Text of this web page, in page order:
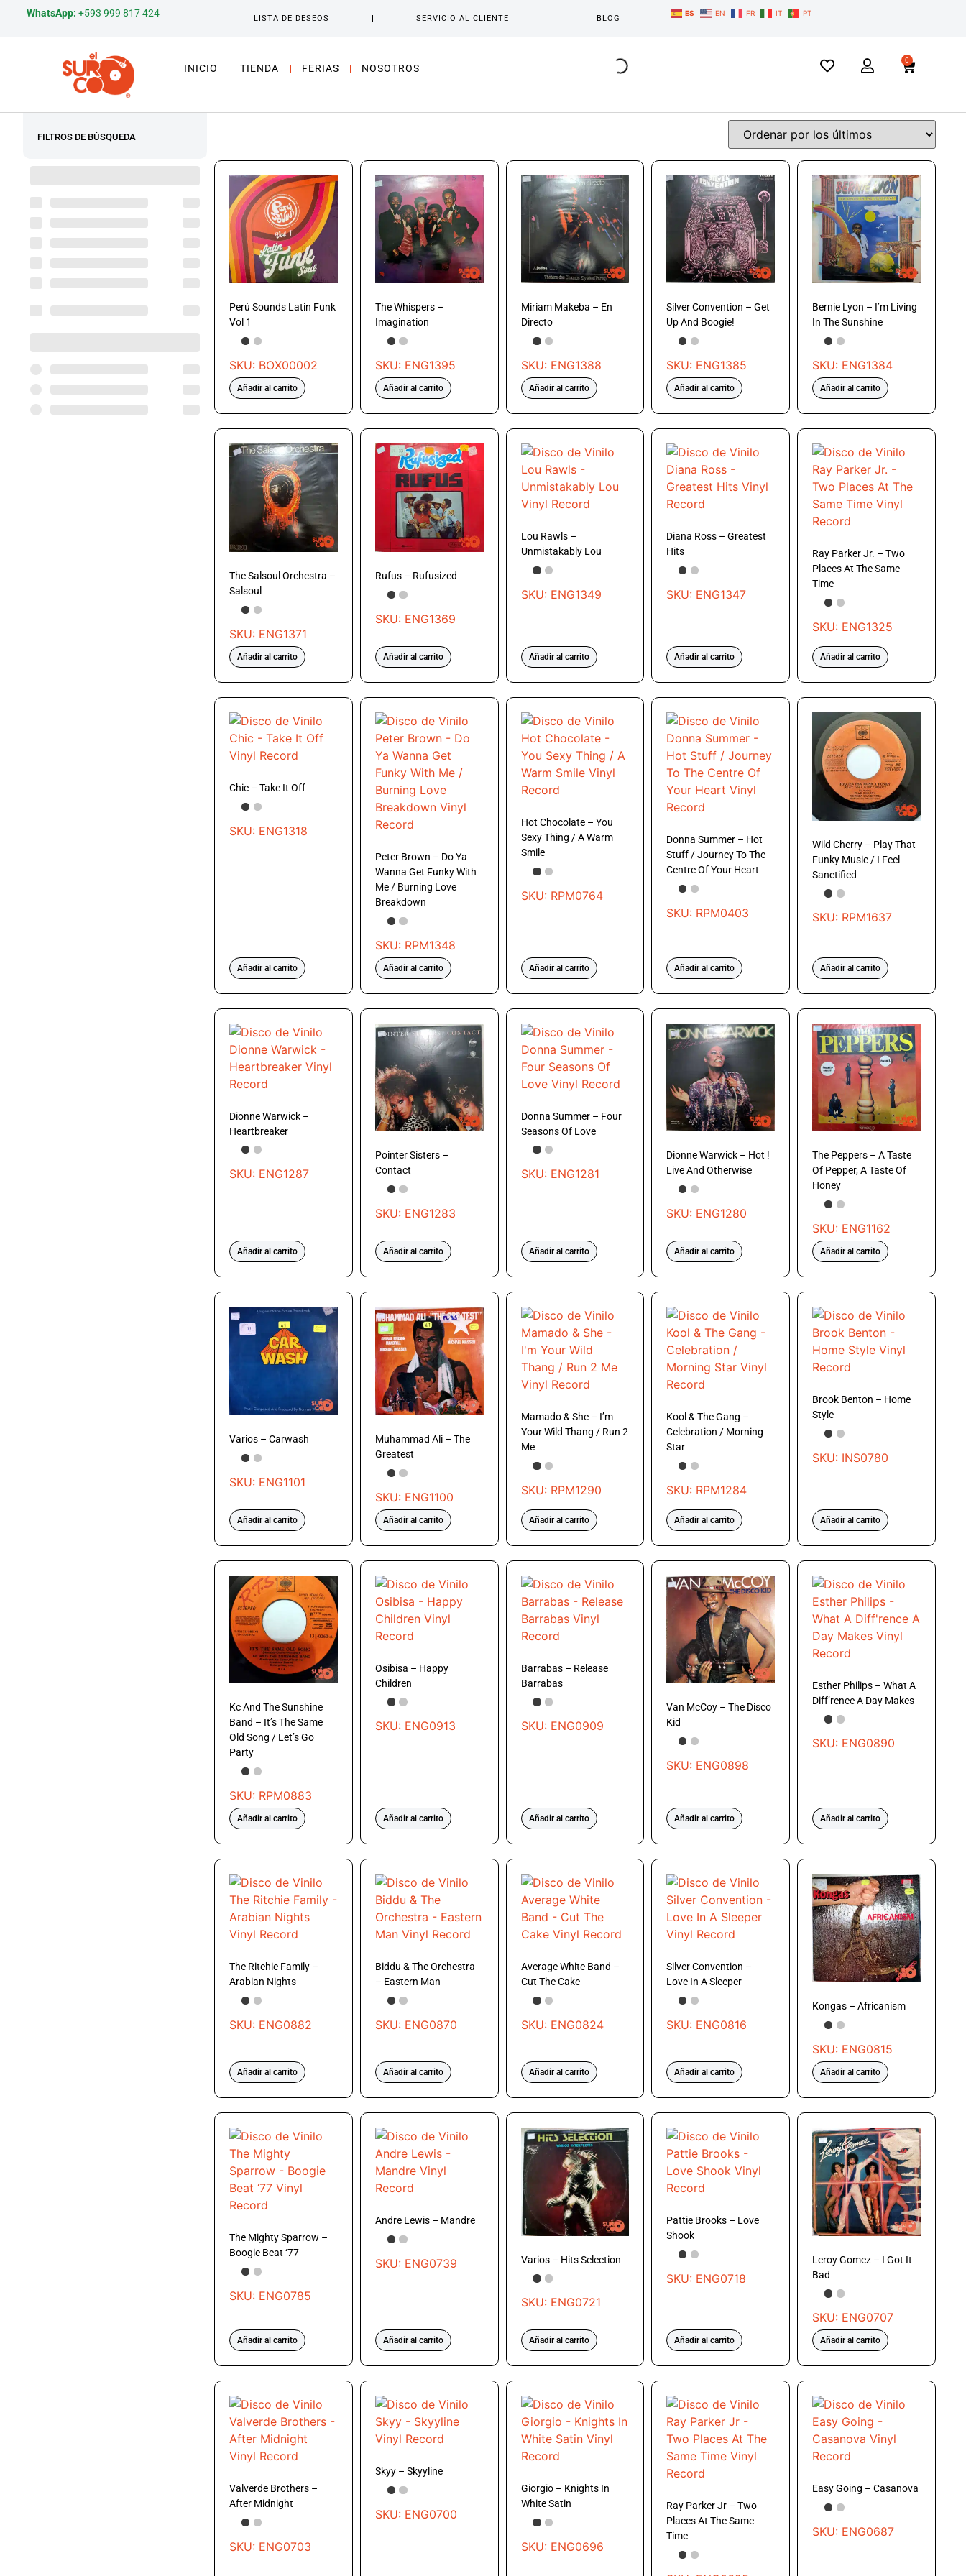
WhatsApp: +593 999 817 424 LISTA DE DESEOS SERVICIO AL CLIENTE BLOG
ES EN FR IT PT
INICIO TIENDA FERIAS NOSOTROS
0
FILTROS DE BÚSQUEDA
Perú Sounds Latin Funk
Vol 1
SKU: BOX00002
Añadir al carrito
The Whispers –
Imagination
SKU: ENG1395
Añadir al carrito
Miriam Makeba – En
Directo
SKU: ENG1388
Añadir al carrito
Silver Convention – Get
Up And Boogie!
SKU: ENG1385
Añadir al carrito
Bernie Lyon – I’m Living
In The Sunshine
SKU: ENG1384
Añadir al carrito
The Salsoul Orchestra –
Salsoul
SKU: ENG1371
Añadir al carrito
Rufus – Rufusized
SKU: ENG1369
Añadir al carrito
Lou Rawls –
Unmistakably Lou
SKU: ENG1349
Añadir al carrito
Diana Ross – Greatest
Hits
SKU: ENG1347
Añadir al carrito
Ray Parker Jr. – Two
Places At The Same
Time
SKU: ENG1325
Añadir al carrito
Chic – Take It Off
SKU: ENG1318
Añadir al carrito
Peter Brown – Do Ya
Wanna Get Funky With
Me / Burning Love
Breakdown
SKU: RPM1348
Añadir al carrito
Hot Chocolate – You
Sexy Thing / A Warm
Smile
SKU: RPM0764
Añadir al carrito
Donna Summer – Hot
Stuff / Journey To The
Centre Of Your Heart
SKU: RPM0403
Añadir al carrito
Wild Cherry – Play That
Funky Music / I Feel
Sanctified
SKU: RPM1637
Añadir al carrito
Dionne Warwick –
Heartbreaker
SKU: ENG1287
Añadir al carrito
Pointer Sisters –
Contact
SKU: ENG1283
Añadir al carrito
Donna Summer – Four
Seasons Of Love
SKU: ENG1281
Añadir al carrito
Dionne Warwick – Hot !
Live And Otherwise
SKU: ENG1280
Añadir al carrito
The Peppers – A Taste
Of Pepper, A Taste Of
Honey
SKU: ENG1162
Añadir al carrito
Varios – Carwash
SKU: ENG1101
Añadir al carrito
Muhammad Ali – The
Greatest
SKU: ENG1100
Añadir al carrito
Mamado & She – I’m
Your Wild Thang / Run 2
Me
SKU: RPM1290
Añadir al carrito
Kool & The Gang –
Celebration / Morning
Star
SKU: RPM1284
Añadir al carrito
Brook Benton – Home
Style
SKU: INS0780
Añadir al carrito
Kc And The Sunshine
Band – It’s The Same
Old Song / Let’s Go
Party
SKU: RPM0883
Añadir al carrito
Osibisa – Happy
Children
SKU: ENG0913
Añadir al carrito
Barrabas – Release
Barrabas
SKU: ENG0909
Añadir al carrito
Van McCoy – The Disco
Kid
SKU: ENG0898
Añadir al carrito
Esther Philips – What A
Diff’rence A Day Makes
SKU: ENG0890
Añadir al carrito
The Ritchie Family –
Arabian Nights
SKU: ENG0882
Añadir al carrito
Biddu & The Orchestra
– Eastern Man
SKU: ENG0870
Añadir al carrito
Average White Band –
Cut The Cake
SKU: ENG0824
Añadir al carrito
Silver Convention –
Love In A Sleeper
SKU: ENG0816
Añadir al carrito
Kongas – Africanism
SKU: ENG0815
Añadir al carrito
The Mighty Sparrow –
Boogie Beat ‘77
SKU: ENG0785
Añadir al carrito
Andre Lewis – Mandre
SKU: ENG0739
Añadir al carrito
Varios – Hits Selection
SKU: ENG0721
Añadir al carrito
Pattie Brooks – Love
Shook
SKU: ENG0718
Añadir al carrito
Leroy Gomez – I Got It
Bad
SKU: ENG0707
Añadir al carrito
Valverde Brothers –
After Midnight
SKU: ENG0703
Skyy – Skyyline
SKU: ENG0700
Giorgio – Knights In
White Satin
SKU: ENG0696
Ray Parker Jr – Two
Places At The Same
Time
Easy Going – Casanova
SKU: ENG0687